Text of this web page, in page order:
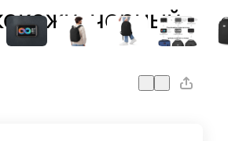
черный